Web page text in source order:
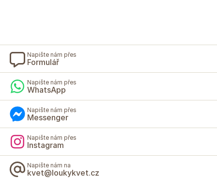
Napište nám přes
Formulář
Napište nám přes
WhatsApp
Napište nám přes
Messenger
Napište nám přes
Instagram
Napište nám na
kvet@loukykvet.cz